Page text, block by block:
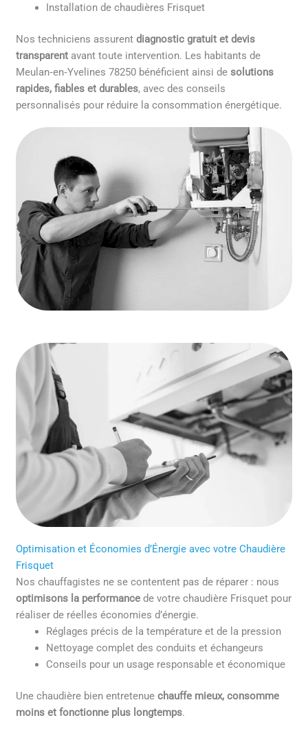
Installation de chaudières Frisquet
Nos techniciens assurentdiagnostic gratuit et devis
transparent avant toute intervention. Les habitants de
Meulan‑en‑Yvelines 78250 bénéficient ainsi desolutions
rapides, fiables et durables, avec des conseils
personnalisés pour réduire la consommation énergétique.
Optimisation et Économies d’Énergie avec votre Chaudière
Frisquet
Nos chauffagistes ne se contentent pas de réparer : nous
optimisons la performance de votre chaudière Frisquet pour
réaliser de réelles économies d’énergie.
Réglages précis de la température et de la pression
Nettoyage complet des conduits et échangeurs
Conseils pour un usage responsable et économique
Une chaudière bien entretenuechauffe mieux, consomme
moins et fonctionne plus longtemps.